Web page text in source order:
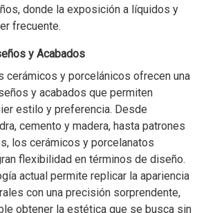
donde la exposición a líquidos y
frecuente.
y Acabados
cerámicos y porcelánicos ofrecen una
y acabados que permiten
estilo y preferencia. Desde
cemento y madera, hasta patrones
los cerámicos y porcelanatos
flexibilidad en términos de diseño.
actual permite replicar la apariencia
con una precisión sorprendente,
obtener la estética que se busca sin